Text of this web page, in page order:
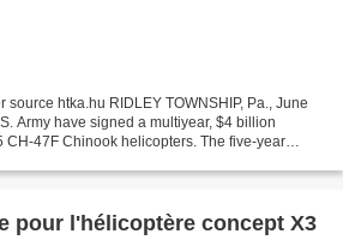
htka.hu RIDLEY TOWNSHIP, Pa., June
Army have signed a multiyear, $4 billion
CH-47F Chinook helicopters. The five-year
pour l'hélicoptère concept X3